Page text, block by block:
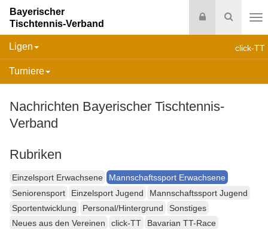
Suche
Login
Bayerischer
Tischtennis-Verband
click-TT
Ligen
Turniere
Nachrichten Bayerischer Tischtennis-
Verband
Rubriken
Einzelsport Erwachsene
Mannschaftssport Erwachsene
Seniorensport
Einzelsport Jugend
Mannschaftssport Jugend
Sportentwicklung
Personal/Hintergrund
Sonstiges
Neues aus den Vereinen
click-TT
Bavarian TT-Race